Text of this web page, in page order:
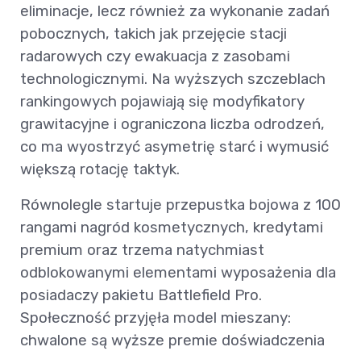
eliminacje, lecz również za wykonanie zadań
pobocznych, takich jak przejęcie stacji
radarowych czy ewakuacja z zasobami
technologicznymi. Na wyższych szczeblach
rankingowych pojawiają się modyfikatory
grawitacyjne i ograniczona liczba odrodzeń,
co ma wyostrzyć asymetrię starć i wymusić
większą rotację taktyk.
Równolegle startuje przepustka bojowa z 100
rangami nagród kosmetycznych, kredytami
premium oraz trzema natychmiast
odblokowanymi elementami wyposażenia dla
posiadaczy pakietu Battlefield Pro.
Społeczność przyjęła model mieszany:
chwalone są wyższe premie doświadczenia